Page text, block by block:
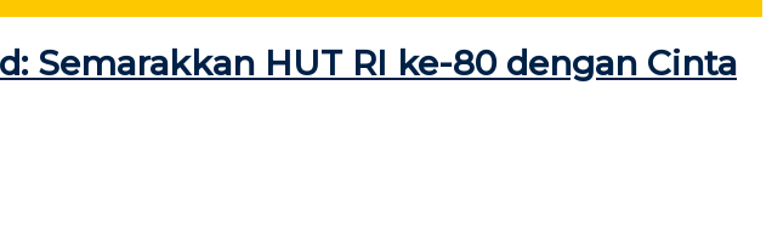
Semarakkan HUT RI ke-80 dengan Cinta